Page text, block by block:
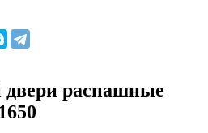
распашные